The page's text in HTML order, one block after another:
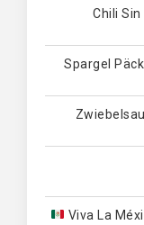
Chili
Spargel
Viva La